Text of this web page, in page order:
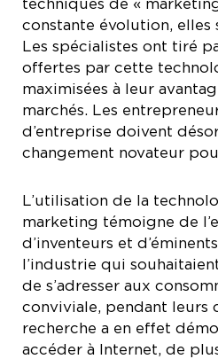
techniques de «
constante évolution, elles
Les spécialistes ont tiré
offertes par cette
maximisées à leur
marchés. Les
d’entreprise doivent
changement novateur
L’utilisation de la
marketing témoigne de
d’inventeurs et
l’industrie qui
de s’adresser aux
conviviale, pendant leurs
recherche a en effet
accéder à Internet, de